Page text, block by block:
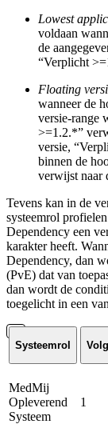
Lowest
voldaan
de
“Verplicht
Floating
wanneer de
versie-range
>=1.2.*”
versie,
binnen de
verwijst naar
Tevens kan in de
systeemrol
Dependency een
karakter heeft.
Dependency, dan
(PvE) dat van
dan wordt de
toegelicht in een
Systeemrol
MedMij
Opleverend
Systeem
1